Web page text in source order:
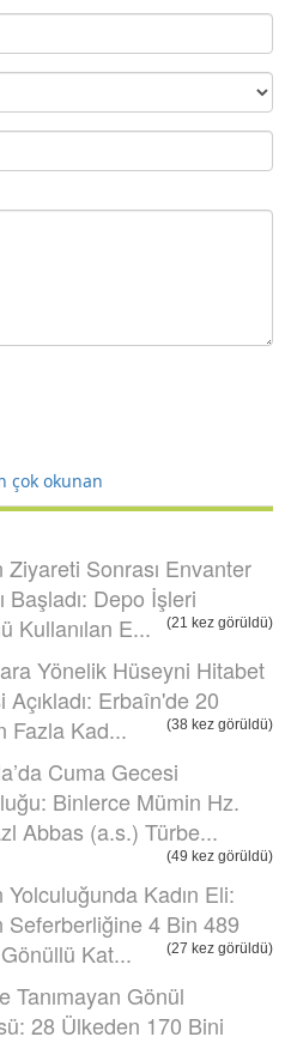
çok okunan
Ziyareti Sonrası Envanter
Başladı: Depo İşleri
Kullanılan E...
(21 kez görüldü)
Yönelik Hüseyni Hitabet
Açıkladı: Erbaîn'de 20
Fazla Kad...
(38 kez görüldü)
Cuma Gecesi
Binlerce Mümin Hz.
Abbas (a.s.) Türbe...
(49 kez görüldü)
Yolculuğunda Kadın Eli:
Seferberliğine 4 Bin 489
Kat...
(27 kez görüldü)
Tanımayan Gönül
28 Ülkeden 170 Bini